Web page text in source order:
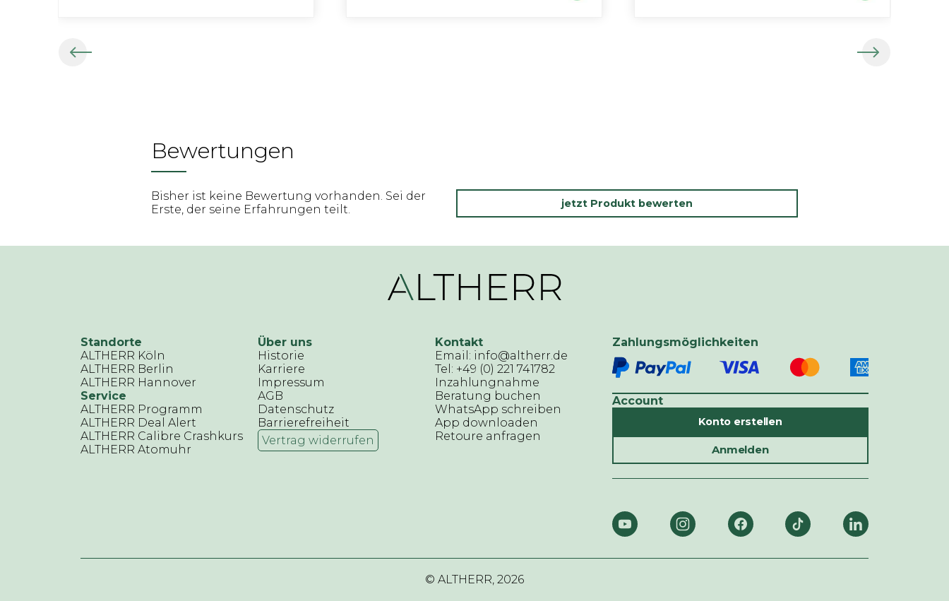
Bewertungen
Bisher ist keine Bewertung vorhanden. Sei der
Erste, der seine Erfahrungen teilt.
jetzt Produkt bewerten
Standorte
ALTHERR Köln
ALTHERR Berlin
ALTHERR Hannover
Service
ALTHERR Programm
ALTHERR Deal Alert
ALTHERR Calibre Crashkurs
ALTHERR Atomuhr
Über uns
Historie
Karriere
Impressum
AGB
Datenschutz
Barrierefreiheit
Vertrag widerrufen
Kontakt
Email: info@altherr.de
Tel: +49 (0) 221 741782
Inzahlungnahme
Beratung buchen
WhatsApp schreiben
App downloaden
Retoure anfragen
Zahlungsmöglichkeiten
Account
Konto erstellen
Anmelden
© ALTHERR, 2026